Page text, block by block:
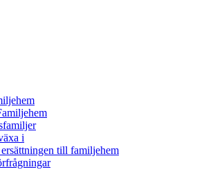
i
till familjehem